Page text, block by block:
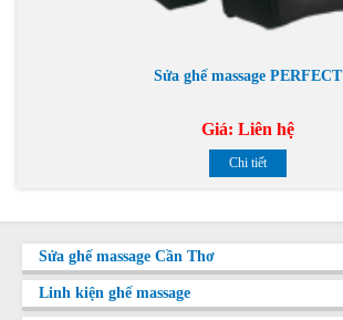
Sửa ghế massage PERFECT
Giá: Liên hệ
Chi tiết
Sửa ghế massage Cần Thơ
Linh kiện ghế massage